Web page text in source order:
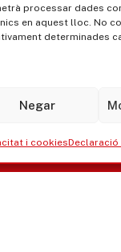
processar dades
en aquest lloc. No
determinades
Negar
i cookies
Govern